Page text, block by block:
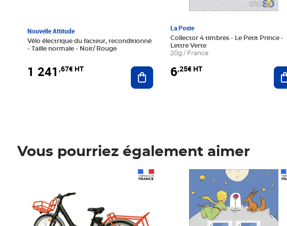
Nouvelle Attitude
Vélo électrique du facteur, reconditionné
- Taille normale - Noir/ Rouge
1 241 ,67€ HT Ajouter au panier
La Poste
Collector 4 timbres - Le Petit Prince -
Lettre Verte
20g / France
6,25€ HT
Vous pourriez également aimer
Prix 6,25€ HT